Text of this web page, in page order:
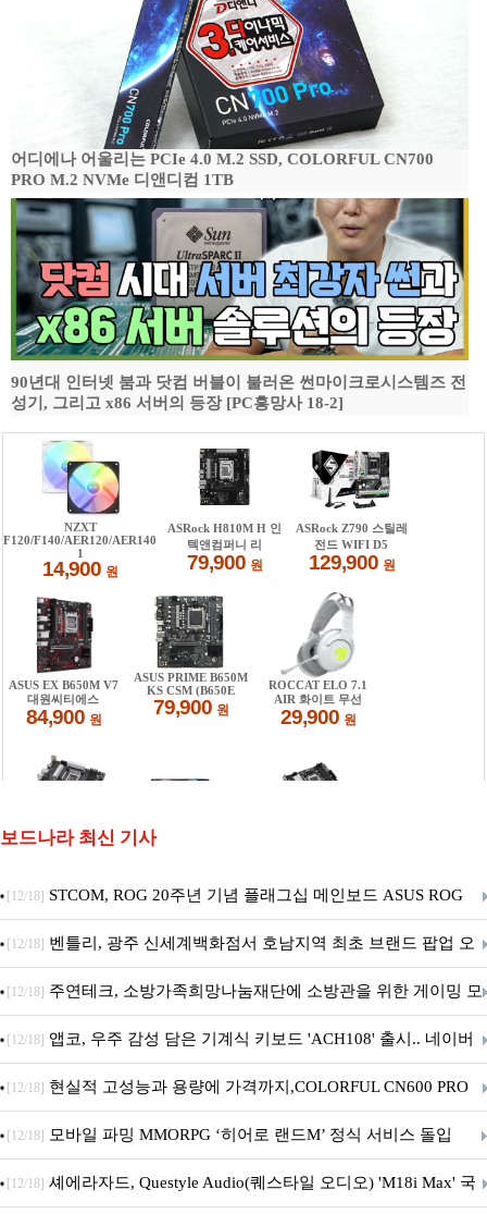
어디에나 어울리는 PCIe 4.0 M.2 SSD, COLORFUL CN700
PRO M.2 NVMe 디앤디컴 1TB
90년대 인터넷 붐과 닷컴 버블이 불러온 썬마이크로시스템즈 전
성기, 그리고 x86 서버의 등장 [PC흥망사 18-2]
보드나라 최신 기사
[12/18] STCOM, ROG 20주년 기념 플래그십 메인보드 ASUS ROG
Crosshair X870E EDITION 20 국내 출시 예정
[12/18] 벤틀리, 광주 신세계백화점서 호남지역 최초 브랜드 팝업 오
픈
[12/18] 주연테크, 소방가족희망나눔재단에 소방관을 위한 게이밍 모
니터·스마트 펫 침대 기부
[12/18] 앱코, 우주 감성 담은 기계식 키보드 'ACH108' 출시.. 네이버
브랜드데이 기획전 진행
[12/18] 현실적 고성능과 용량에 가격까지,COLORFUL CN600 PRO
M.2 NVMe 디앤디컴 1TB
[12/18] 모바일 파밍 MMORPG ‘히어로 랜드M’ 정식 서비스 돌입
[12/18] 셰에라자드, Questyle Audio(퀘스타일 오디오) 'M18i Max' 국